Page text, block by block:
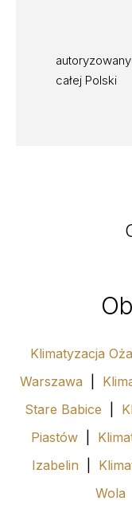
całej Polski
Klimatyzacja
Warszawa
Stare Babice
Piastów
Izabelin
Wola